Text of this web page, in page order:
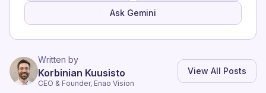
Ask Gemini
Written by
Korbinian Kuusisto
CEO & Founder, Enao Vision
View All Posts